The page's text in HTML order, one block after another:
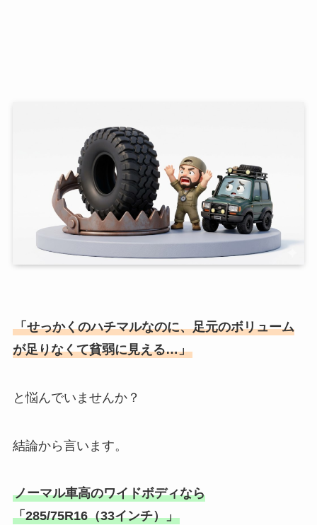
「せっかくのハチマルなのに、足元のボリューム
が足りなくて貧弱に見える…」
と悩んでいませんか？
結論から言います。
ノーマル車高のワイドボディなら
「285/75R16（33インチ）」